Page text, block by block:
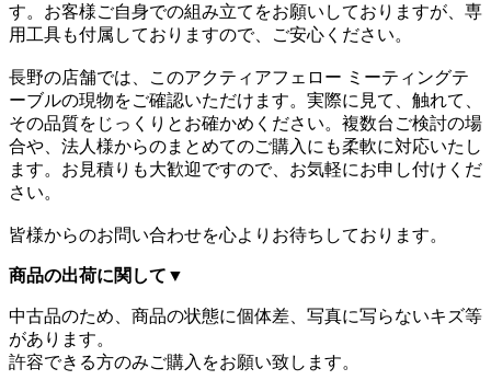
す。お客様ご自身での組み立てをお願いしておりますが、専
用工具も付属しておりますので、ご安心ください。
長野の店舗では、このアクティアフェロー ミーティングテ
ーブルの現物をご確認いただけます。実際に見て、触れて、
その品質をじっくりとお確かめください。複数台ご検討の場
合や、法人様からのまとめてのご購入にも柔軟に対応いたし
ます。お見積りも大歓迎ですので、お気軽にお申し付けくだ
さい。
皆様からのお問い合わせを心よりお待ちしております。
商品の出荷に関して ▼
中古品のため、商品の状態に個体差、写真に写らないキズ等
があります。
許容できる方のみご購入をお願い致します。